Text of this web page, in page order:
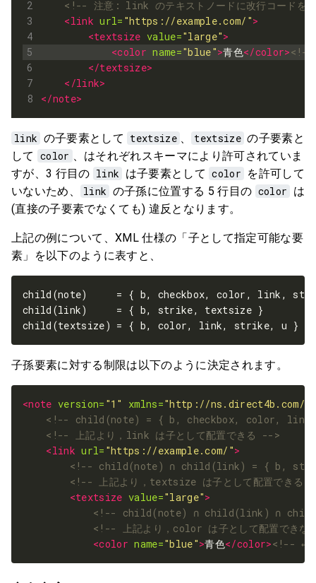
4
7
8
<!-- 注意: link のテキストノードに改行コードを入
<link url= "https://example.com/">
<textsize value="large">
<color name="blue">青色</color><!--
</textsize>
</link>
</note>
link の子要素として textsize textsize の子要素と
して color
、はそれぞれスキーマにより許可されていま
すが、3 行目の link は子要素として color を許可して
いないため、
link の子孫に位置する 5 行目の color は
(直接の子要素でなくても) 違反となります。
上記の例について、XML 仕様の「子として指定可能な要
素」を以下のように表すと、
子孫要素に対する制限は以下のように決定されます。
<note version= "1" xmlns="http://ns.direct4b.com/
<!-- child(note) = { b, checkbox, color,
<!-- 上記より，link は子として配置できる -->
<link url= "https://example.com/">
<!-- child(note) ∩ child(link) = { b,
<!-- 上記より，textsize は子として配置できる
<textsize value="large">
<!-- child(note) ∩ child(link) ∩
<!-- 上記より，color は子として配置でき
<color name="blue">青色</color><!-- ←